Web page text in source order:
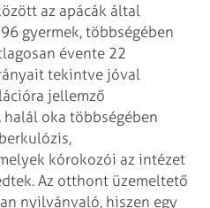
az apácák által
gyermek, többségében
évente 22
tekintve jóval
jellemző
halál oka többségében
kórokozói az intézet
Az otthont üzemeltető
nyilvánvaló, hiszen egy